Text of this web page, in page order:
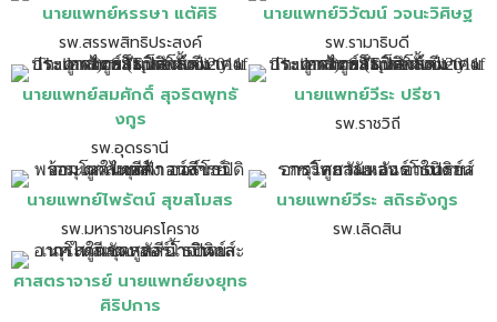
นายแพทย์หรรษา แต้ศิริ
รพ.สรรพสิทธิประสงค์
นายแพทย์วิวัฒน์ วจนะวิศิษฐ
รพ.รามาธิบดี
นายแพทย์สมศักดิ์ สุจริตพุทธั
งกูร
รพ.อุดรธานี
นายแพทย์วีระ ปรีชา
รพ.ราชวิถี
นายแพทย์ไพรัตน์ สุขสโมสร
รพ.มหาราชนครโคราช
นายแพทย์วีระ สถิรอังกูร
รพ.เลิดสิน
ศาสตราจารย์ นายแพทย์ยงยุทธ
ศิริปการ